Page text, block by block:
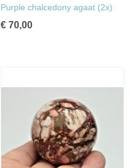
Purple chalcedony agaat (2x)
€ 70,00